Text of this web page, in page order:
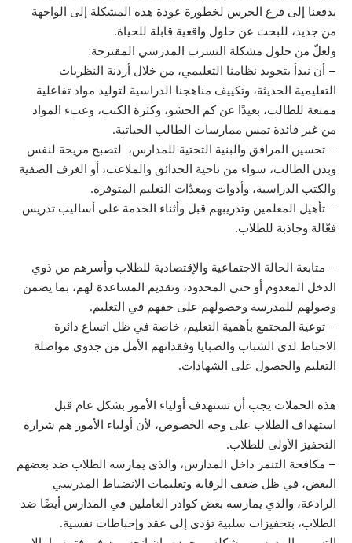
يدفعنا إلى قرع الجرس لخطورة عودة هذه المشكلة إلى الواجهة
من جديد، للبحث عن حلول واقعية قابلة للحياة.
ولعلّ من حلول مشكلة التسرب المدرسي المقترحة:
– أن نبدأ بتجويد نظامنا التعليمي، من خلال أردنة النظريات
التعليمية الحديثة، وتكييف مناهجنا الدراسية لتوليد مواد تفاعلية
ممتعة للطالب، بعيدًا عن كم الحشو، وكثرة الكتب، وعبء المواد
من غير فائدة تمس ممارسات الطالب الحياتية.
– تحسين المرافق والبنية التحتية للمدارس، لتصبح مريحة لنفس
وبدن الطالب، سواء من ناحية الحدائق والملاعب، أو الغرف الصفية
والكتب الدراسية، وأدوات ومعدّات التعليم المتوفرة.
– تأهيل المعلمين وتدريبهم قبل وأثناء الخدمة على أساليب تدريس
فعّالة وجاذبة للطلاب.
– متابعة الحالة الاجتماعية والإقتصادية للطلاب وأسرهم من ذوي
الدخل المعدوم أو حتى المحدود، وتقديم المساعدة لهم، بما يضمن
وصولهم للمدرسة وحصولهم على حقهم في التعليم.
– توعية المجتمع بأهمية التعليم، خاصة في ظل اتساع دائرة
الاحباط لدى الشباب والصبايا وفقدانهم الأمل من جدوى مواصلة
التعليم والحصول على الشهادات.
هذه الحملات يجب أن تستهدف أولياء الأمور بشكل عام قبل
استهداف الطلاب على وجه الخصوص، لأن أولياء الأمور هم شرارة
التحفيز الأولى للطلاب.
– مكافحة التنمر داخل المدارس، والذي يمارسه الطلاب ضد بعضهم
البعض، في ظل ضعف الرقابة وتعليمات الانضباط المدرسي
الرادعة، والذي يمارسه بعض كوادر العاملين في المدارس أيضًا ضد
الطلاب، بتحفيزات سلبية تؤدي إلى عقد وإحباطات نفسية.